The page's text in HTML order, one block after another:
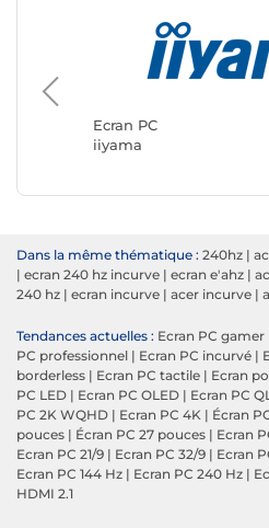
Ecran PC
iiyama
Dans la même thématique : 240hz |
| ecran 240 hz incurve | ecran e'ahz |
240 hz | ecran incurve | acer incurve |
Tendances actuelles : Ecran PC gamer
PC professionnel | Ecran PC incurvé |
borderless | Ecran PC tactile | Ecran
PC LED | Ecran PC OLED | Ecran PC
PC 2K WQHD | Ecran PC 4K | Écran
pouces | Écran PC 27 pouces | Ecran
Ecran PC 21/9 | Ecran PC 32/9 | Ecran
Ecran PC 144 Hz | Ecran PC 240 Hz |
HDMI 2.1